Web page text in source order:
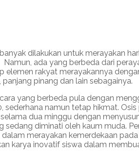
dilakukan untuk merayakan
ada yang berbeda dari
rakyat merayakannya
pinang dan lain sebagainya.
yang berbeda pula dengan
namun tetap hikmat.
dua minggu dengan
sedang diminati oleh kaum muda.
merayakan kemerdekaan
karya inovatif siswa dalam